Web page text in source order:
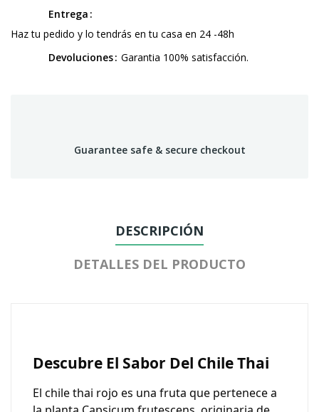
Entrega
Haz tu pedido y lo tendrás en tu casa en 24 -48h
Devoluciones Garantia 100% satisfacción.
Guarantee safe & secure checkout
DESCRIPCIÓN
DETALLES DEL PRODUCTO
Descubre El Sabor Del Chile Thai
El chile thai rojo es una fruta que pertenece a